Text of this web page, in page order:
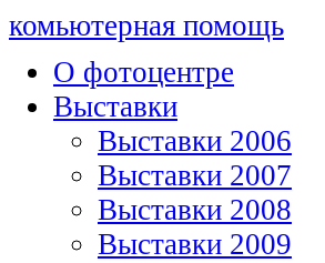
комьютерная помощь
О фотоцентре
Выставки
Выставки 2006
Выставки 2007
Выставки 2008
Выставки 2009